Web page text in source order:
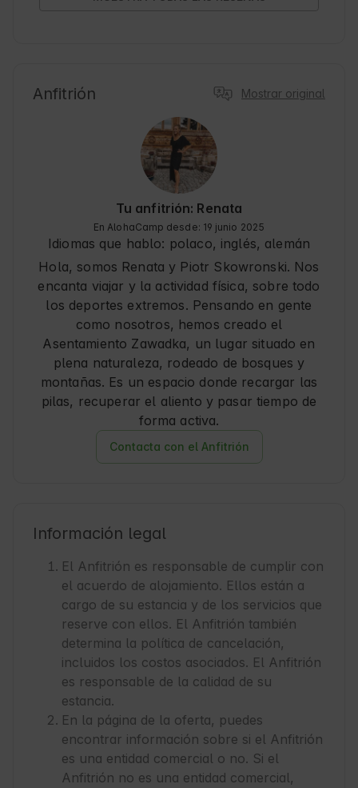
conversaciones nocturnas.
sentimos bienvenidos desde el principio, la
comunicación fue rápida y sin problemas.
Definitivamente recomendaría esta casa a
cualquiera que busque un destino de
vacaciones confortable. ¡Sin duda volveremos
aquí de nuevo! 🌿✨
Anfitrión Mostrar original
Tu anfitrión: Renata
En AlohaCamp desde: 19 junio 2025
Idiomas que hablo: polaco, inglés, alemán
Hola, somos Renata y Piotr Skowronski. Nos
encanta viajar y la actividad física, sobre todo
los deportes extremos. Pensando en gente
como nosotros, hemos creado el
Asentamiento Zawadka, un lugar situado en
plena naturaleza, rodeado de bosques y
montañas. Es un espacio donde recargar las
pilas, recuperar el aliento y pasar tiempo de
forma activa.
Contacta con el Anfitrión
Información legal
El Anfitrión es responsable de cumplir con
el acuerdo de alojamiento. Ellos están a
cargo de su estancia y de los servicios que
reserve con ellos. El Anfitrión también
determina la política de cancelación,
incluidos los costos asociados. El Anfitrión
es responsable de la calidad de su
estancia.
En la página de la oferta, puedes
encontrar información sobre si el Anfitrión
es una entidad comercial o no. Si el
Anfitrión no es una entidad comercial,